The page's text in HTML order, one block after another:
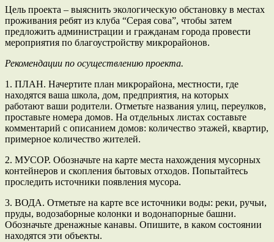
Цель проекта – выяснить экологическую обстановку в местах
проживания ребят из клуба “Серая сова”, чтобы затем
предложить администрации и гражданам города провести
мероприятия по благоустройству микрорайонов.
Рекомендации по осуществлению проекта.
1. ПЛАН. Начертите план микрорайона, местности, где
находятся ваша школа, дом, предприятия, на которых
работают ваши родители. Отметьте названия улиц, переулков,
проставьте номера домов. На отдельных листах составьте
комментарий с описанием домов: количество этажей, квартир,
примерное количество жителей.
2. МУСОР. Обозначьте на карте места нахождения мусорных
контейнеров и скопления бытовых отходов. Попытайтесь
проследить источники появления мусора.
3. ВОДА. Отметьте на карте все источники воды: реки, ручьи,
пруды, водозаборные колонки и водонапорные башни.
Обозначьте дренажные канавы. Опишите, в каком состоянии
находятся эти объекты.